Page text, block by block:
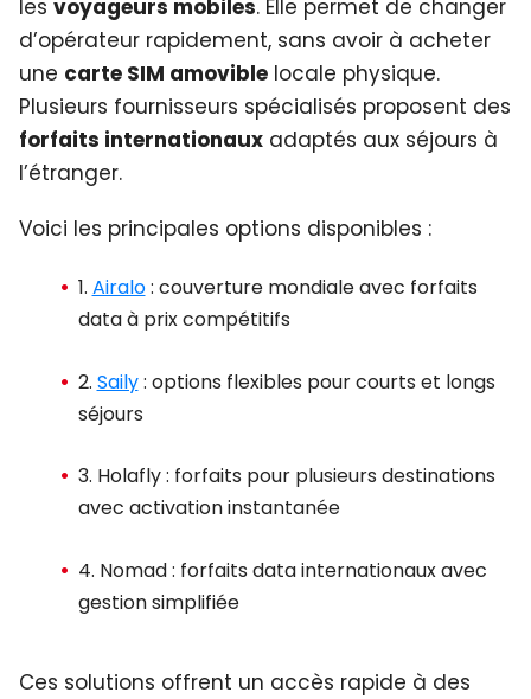
les voyageurs mobiles. Elle permet de changer
d’opérateur rapidement, sans avoir à acheter
une carte SIM amovible locale physique.
Plusieurs fournisseurs spécialisés proposent des
forfaits internationaux adaptés aux séjours à
l’étranger.
Voici les principales options disponibles :
1. Airalo: couverture mondiale avec forfaits
data à prix compétitifs
2. Saily: options flexibles pour courts et longs
séjours
3. Holafly : forfaits pour plusieurs destinations
avec activation instantanée
4. Nomad : forfaits data internationaux avec
gestion simplifiée
Ces solutions offrent un accès rapide à des